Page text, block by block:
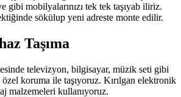
gibi mobilyalarınızı tek tek taşıyab iliriz.
sökülup yeni adreste monte edilir.
Taşıma
televizyon, bilgisayar, müzik seti gibi
özel koruma ile taşıyoruz. Kırılgan elektronik
malzemeleri kullanıyoruz.